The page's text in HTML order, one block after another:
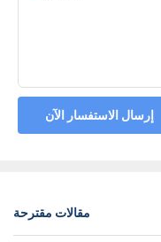
إرسال الاستفسار الآن
مقالات مقترحة